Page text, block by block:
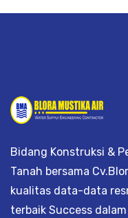
Bidang Konstruksi &
Tanah bersama
kualitas data-data
terbaik Success